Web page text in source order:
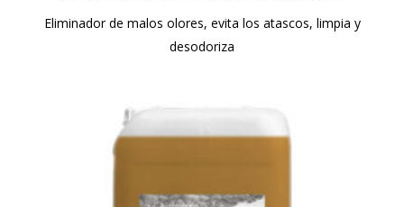
Eliminador de malos olores, evita los atascos, limpia y
desodoriza